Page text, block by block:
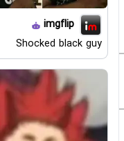
imgflip
Shocked black guy